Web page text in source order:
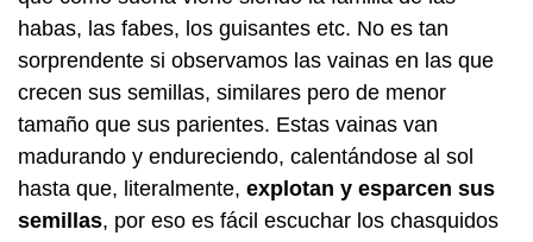
habas, las fabes, los guisantes etc. No es tan
sorprendente si observamos las vainas en las que
crecen sus semillas, similares pero de menor
tamaño que sus parientes. Estas vainas van
madurando y endureciendo, calentándose al sol
hasta que, literalmente, explotan y esparcen sus
semillas, por eso es fácil escuchar los chasquidos